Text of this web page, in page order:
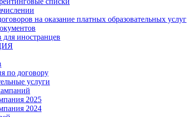
на оказание платных образовательных услуг
иностранцев
по договору
услуги
2025
2024